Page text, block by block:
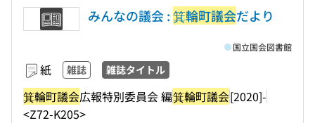
みんなの議会 :箕輪町議会だより
紙 雑誌 雑誌タイトル
箕輪町議会広報特別委員会 編箕輪町議会[2020]-
<Z72-K205>
国立国会図書館